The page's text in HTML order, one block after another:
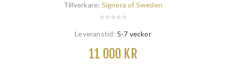
Tillverkare: Signera of Sweden
Leveranstid: 5-7 veckor
11 000 KR